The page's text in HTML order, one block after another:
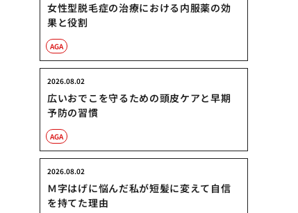
女性型脱毛症の治療における内服薬の効
果と役割
AGA
広いおでこを守るための頭皮ケアと早期
予防の習慣
2026.08.02
AGA
Ｍ字はげに悩んだ私が短髪に変えて自信
を持てた理由
2026.08.02